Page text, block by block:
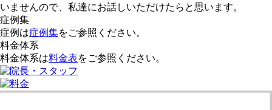
いませんので、私達にお話しいただけたらと思います。
症例集
症例は症例集をご参照ください。
料金体系
料金体系は料金表をご参照ください。